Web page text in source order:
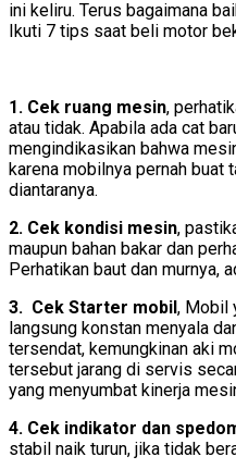
ini keliru. Terus bagaimana
Ikuti 7 tips saat beli motor
1. Cek ruang mesin,
atau tidak. Apabila ada cat
mengindikasikan bahwa
karena mobilnya pernah buat
diantaranya.
2. Cek kondisi mesin,
maupun bahan bakar dan
Perhatikan baut dan murnya,
3. Cek Starter mobil, Mobil
langsung konstan menyala
tersendat, kemungkinan aki
tersebut jarang di servis
yang menyumbat kinerja
4. Cek indikator dan
stabil naik turun, jika tidak